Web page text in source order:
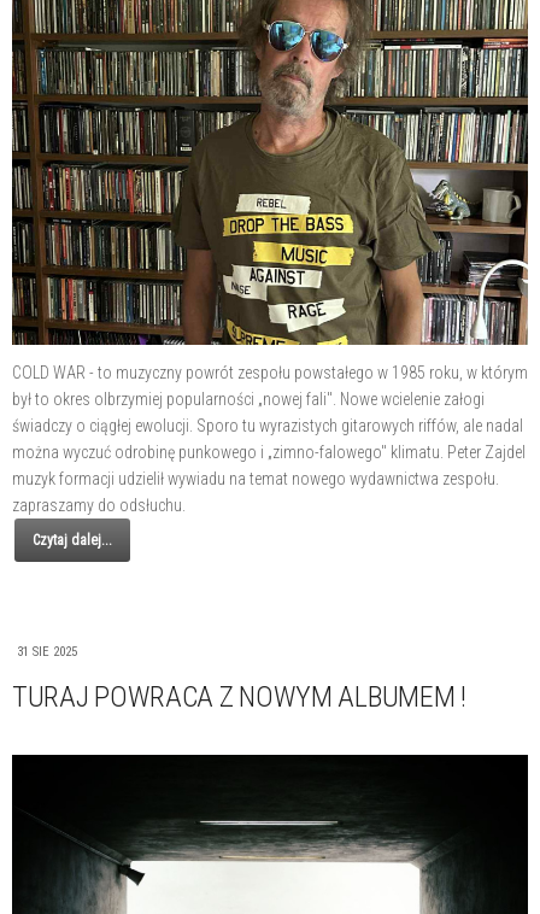
COLD WAR - to muzyczny powrót zespołu powstałego w 1985 roku, w którym
był to okres olbrzymiej popularności „nowej fali". Nowe wcielenie załogi
świadczy o ciągłej ewolucji. Sporo tu wyrazistych gitarowych riffów, ale nadal
można wyczuć odrobinę punkowego i „zimno-falowego" klimatu. Peter Zajdel
muzyk formacji udzielił wywiadu na temat nowego wydawnictwa zespołu.
zapraszamy do odsłuchu.
Czytaj dalej...
31 SIE 2025
TURAJ POWRACA Z NOWYM ALBUMEM !